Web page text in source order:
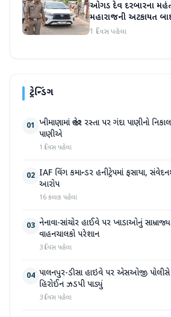
ઓગડ દેવ દરબારના
મહારાજની અટકાયત
1 દિવસ પહેલા
ટ્રેન્ડિંગ
01 ખીમાણામાં જાહેર રસ્તા પર ગંદા પાણીનો
પાણીએ
1 દિવસ પહેલા
02 IAF વિંગ કમાન્ડર હનીટ્રેપમાં ફસાયા,
આરોપ
16 કલાક પહેલા
03 નેનાવા-સાંચોર હાઈવે પર ખાડાઓનું
વાહનચાલકો પરેશાન
3 દિવસ પહેલા
04 પાલનપુર-ડીસા હાઇવે પર એસઓજી પોલીસે
હિરોઈન ઝડપી પાડ્યું
3 દિવસ પહેલા